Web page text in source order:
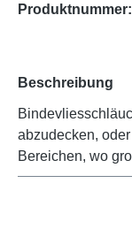
Produktnummer:
Beschreibung
abzudecken,
Bereichen, wo